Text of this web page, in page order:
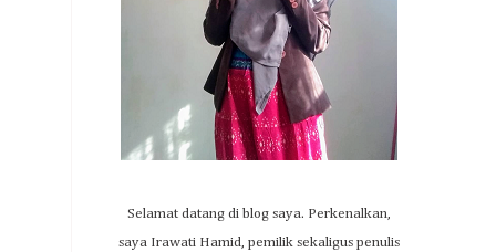
Selamat datang di blog saya. Perkenalkan,
saya Irawati Hamid, pemilik sekaligus penulis